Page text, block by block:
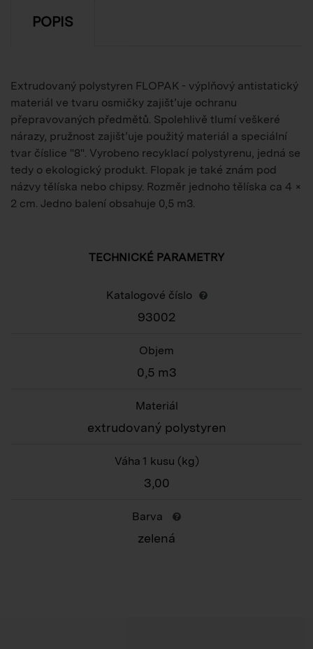
POPIS
Extrudovaný polystyren FLOPAK - výplňový antistatický
materiál ve tvaru osmičky zajišťuje ochranu
přepravovaných předmětů. Spolehlivě tlumí veškeré
nárazy, pružnost zajišťuje použitý materiál a speciální
tvar číslice "8". Vyrobeno recyklací polystyrenu, jedná se
tedy o ekologický produkt. Flopak je také znám pod
názvy tělíska nebo chipsy. Rozměr jednoho tělíska ca 4 ×
2 cm. Jedno balení obsahuje 0,5 m3.
TECHNICKÉ PARAMETRY
Katalogové číslo
93002
Objem
0,5 m3
Materiál
extrudovaný polystyren
Váha 1 kusu (kg)
3,00
Barva
zelená